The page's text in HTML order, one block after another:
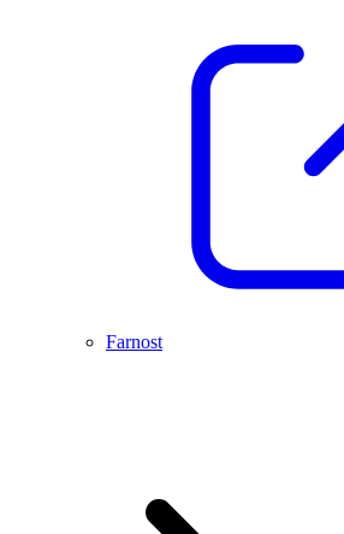
Farnost